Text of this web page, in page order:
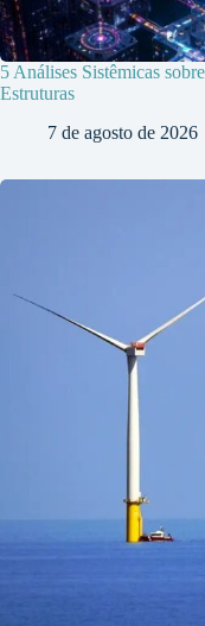
5 Análises Sistêmicas
Estruturas
7 de agosto de 2026